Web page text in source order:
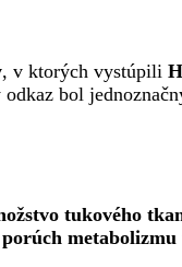
, v ktorých vystúpili
bol
tukového
porúch